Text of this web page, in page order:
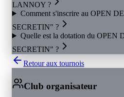
LANNOY ?
Comment s'inscrire au OPEN
SECRETIN" ?
Quelle est la dotation du OPEN
SECRETIN" ?
Retour aux tournois
Club organisateur